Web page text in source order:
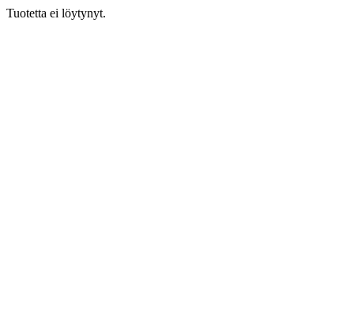
Tuotetta ei löytynyt.